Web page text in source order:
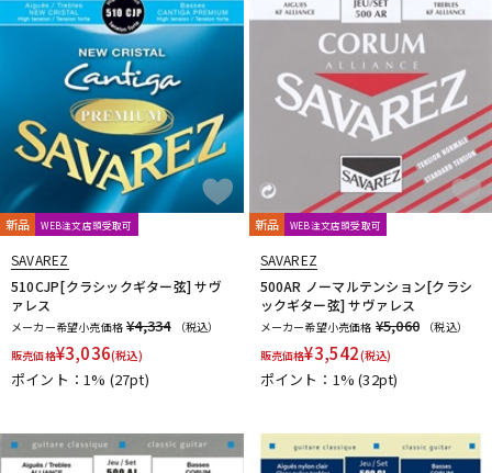
配信/ライブ機器 楽器アクセサリ
中古 ヴィンテージ
新品 WEB注文店頭受取可
SAVAREZ
510CJP[クラシックギター弦] サヴ
ァレス
メーカー希望小売価格 ¥4,334
（税込）
販売価格¥3,036(税込)
ポイント：1% (27pt)
新品 WEB注文店頭受取可
SAVAREZ
500AR ノーマルテンション[クラシ
ックギター弦] サヴァレス
メーカー希望小売価格 ¥5,060
（税込）
販売価格¥3,542(税込)
ポイント：1%(32pt)